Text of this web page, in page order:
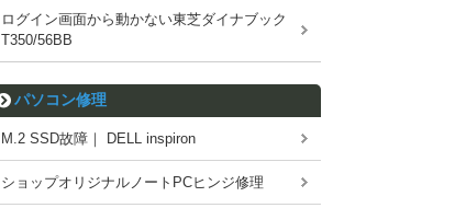
ログイン画面から動かない東芝ダイナブック
T350/56BB
パソコン修理
M.2 SSD故障｜ DELL inspiron
ショップオリジナルノートPCヒンジ修理